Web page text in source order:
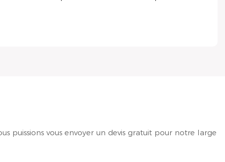
puissions vous envoyer un devis gratuit pour notre large